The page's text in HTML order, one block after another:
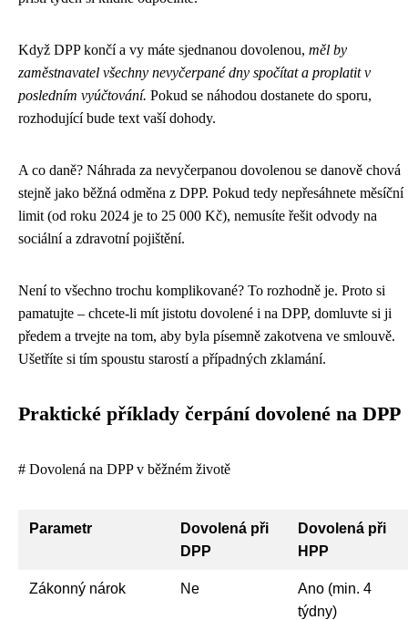
Když DPP končí a vy máte sjednanou dovolenou, měl by
zaměstnavatel všechny nevyčerpané dny spočítat a proplatit v
posledním vyúčtování. Pokud se náhodou dostanete do sporu,
rozhodující bude text vaší dohody.
A co daně? Náhrada za nevyčerpanou dovolenou se danově chová
stejně jako běžná odměna z DPP. Pokud tedy nepřesáhnete měsíční
limit (od roku 2024 je to 25 000 Kč), nemusíte řešit odvody na
sociální a zdravotní pojištění.
Není to všechno trochu komplikované? To rozhodně je. Proto si
pamatujte – chcete-li mít jistotu dovolené i na DPP, domluvte si ji
předem a trvejte na tom, aby byla písemně zakotvena ve smlouvě.
Ušetříte si tím spoustu starostí a případných zklamání.
Praktické příklady čerpání dovolené na DPP
# Dovolená na DPP v běžném životě
Parametr
Dovolená při
DPP
Dovolená při
HPP
Zákonný nárok Ne
Ano (min. 4
týdny)